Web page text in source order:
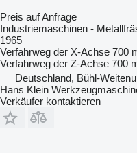
Preis auf Anfrage
Industriemaschinen -
1965
Verfahrweg der X-Achse 700
Verfahrweg der Z-Achse 700
Deutschland, Bühl-
Hans Klein
Verkäufer kontaktieren